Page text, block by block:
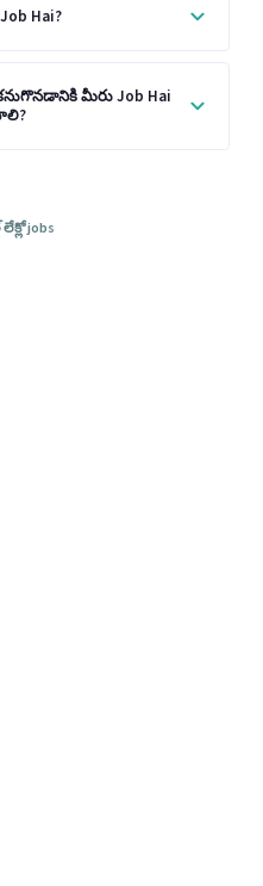
Hai?
మీరు Job Hai
లేక్లో jobs